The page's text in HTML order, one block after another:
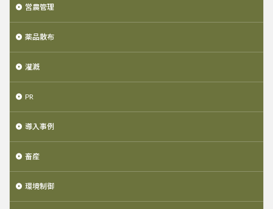
営農管理
薬品散布
灌漑
PR
導入事例
畜産
環境制御